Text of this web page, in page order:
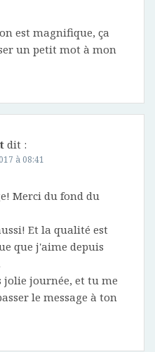
est magnifique, ça
un petit mot à mon
dit :
à 08:41
Merci du fond du
Et la qualité est
que j'aime depuis
jolie journée, et tu me
le message à ton